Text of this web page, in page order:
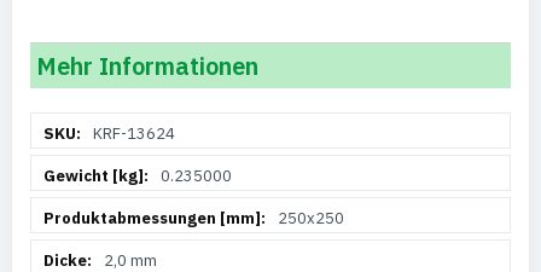
Mehr Informationen
InformationenKRF-13624
0.235000
250x250
2,0 mm